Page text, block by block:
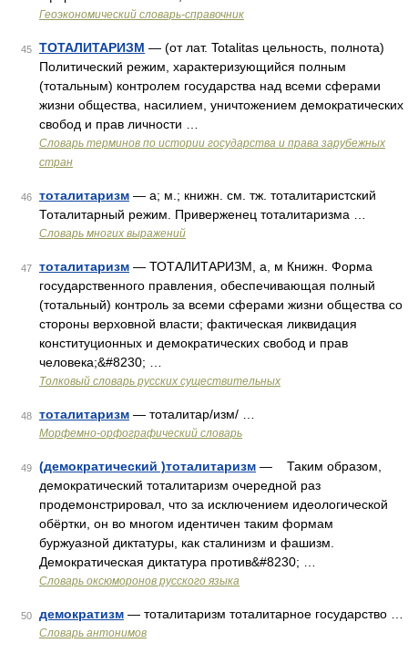
Геоэкономический словарь-справочник
45 ТОТАЛИТАРИЗМ — (от лат. Totalitas цельность, полнота)
Политический режим, характеризующийся полным
(тотальным) контролем государства над всеми сферами
жизни общества, насилием, уничтожением демократических
свобод и прав личности …
Словарь терминов по истории государства и права зарубежных
стран
46 тоталитаризм — а; м.; книжн. см. тж. тоталитаристский
Тоталитарный режим. Приверженец тоталитаризма …
Словарь многих выражений
47 тоталитаризм — ТОТАЛИТАРИЗМ, а, м Книжн. Форма
государственного правления, обеспечивающая полный
(тотальный) контроль за всеми сферами жизни общества со
стороны верховной власти; фактическая ликвидация
конституционных и демократических свобод и прав
человека;&#8230; …
Толковый словарь русских существительных
48 тоталитаризм — тоталитар/изм/ …
Морфемно-орфографический словарь
49 (демократический )тоталитаризм — Таким образом,
демократический тоталитаризм очередной раз
продемонстрировал, что за исключением идеологической
обёртки, он во многом идентичен таким формам
буржуазной диктатуры, как сталинизм и фашизм.
Демократическая диктатура против&#8230; …
Словарь оксюморонов русского языка
50 демократизм — тоталитаризм тоталитарное государство …
Словарь антонимов